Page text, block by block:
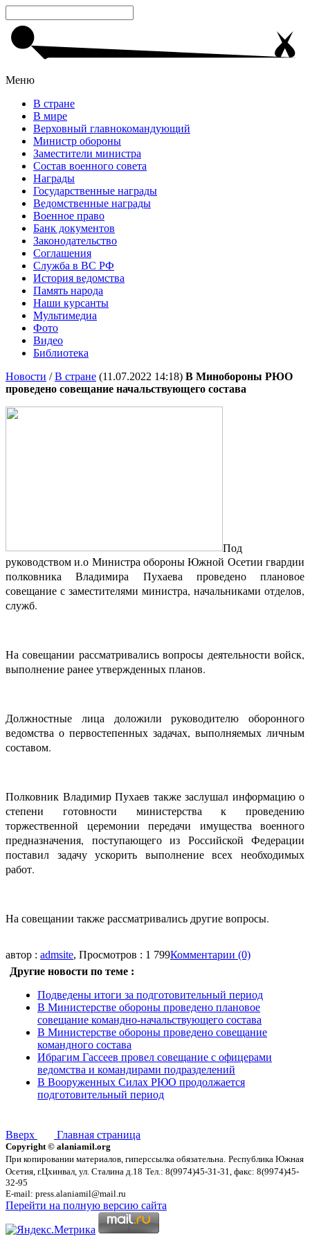
Меню
В стране
В мире
Верховный главнокомандующий
Министр обороны
Заместители министра
Состав военного совета
Награды
Государственные награды
Ведомственные награды
Военное право
Банк документов
Законодательство
Соглашения
Служба в ВС РФ
История ведомства
Память народа
Наши курсанты
Мультимедиа
Фото
Видео
Библиотека
Новости /В стране (11.07.2022 14:18) В Минобороны РЮО
проведено совещание начальствующего состава
Под
руководством и.о Министра обороны Южной Осетии гвардии
полковника Владимира Пухаева проведено плановое
совещание с заместителями министра, начальниками отделов,
служб.
На совещании рассматривались вопросы деятельности войск,
выполнение ранее утвержденных планов.
Должностные лица доложили руководителю оборонного
ведомства о первостепенных задачах, выполняемых личным
составом.
Полковник Владимир Пухаев также заслушал информацию о
степени готовности министерства к проведению
торжественной церемонии передачи имущества военного
предназначения, поступающего из Российской Федерации
поставил задачу ускорить выполнение всех необходимых
работ.
На совещании также рассматривались другие вопросы.
автор : admsite, Просмотров : 1 799Комментарии (0)
Другие новости по теме :
Подведены итоги за подготовительный период
В Министерстве обороны проведено плановое
совещание командно-начальствующего состава
В Министерстве обороны проведено совещание
командного состава
Ибрагим Гассеев провел совещание с офицерами
ведомства и командирами подразделений
В Вооруженных Силах РЮО продолжается
подготовительный период
Вверх Главная страница
Copyright © alaniamil.org
При копировании материалов, гиперссылка обязательна. Республика Южная
Осетия, г.Цхинвал, ул. Сталина д.18 Тел.: 8(9974)45-31-31, факс: 8(9974)45-
32-95
E-mail: press.alaniamil@mail.ru
Перейти на полную версию сайта